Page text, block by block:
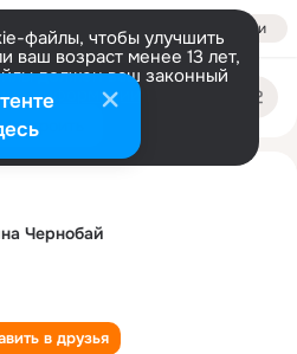
Войти
файлы, чтобы улучшить
ваш возраст менее 13 лет,
должен ваш законный
информации
Настроить
Чернобай
в друзья